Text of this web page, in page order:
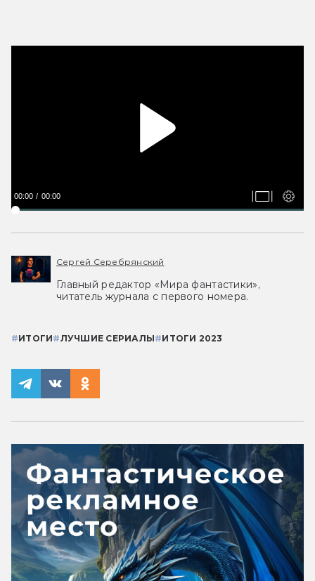
00:00 00:00
Сергей Серебрянский
Главный редактор «Мира фантастики»,
читатель журнала с первого номера.
#ИТОГИ#ЛУЧШИЕ СЕРИАЛЫ#ИТОГИ 2023